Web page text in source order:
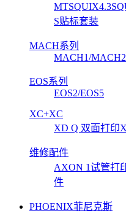
MTSQUIX4.3
S贴标套装
MACH系列
MACH1/MACH2
EOS系列
EOS2/EOS5
XC+XC
XD Q 双面打印
维修配件
AXON 1试管打
件
PHOENIX菲尼克斯